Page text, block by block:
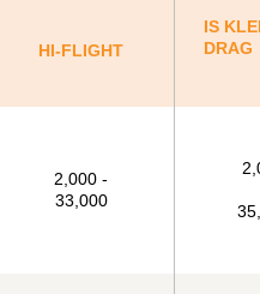
HI-FLIGHT
IS
DRAG
2,000 -
33,000